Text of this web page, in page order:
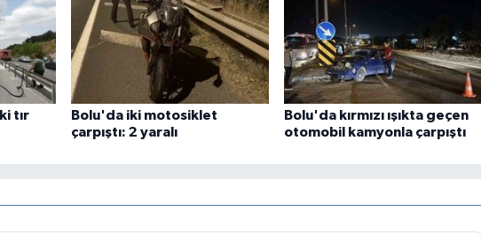
tır
Bolu'da iki motosiklet
çarpıştı: 2 yaralı
Bolu'da kırmızı ışıkta geçen
otomobil kamyonla çarpıştı